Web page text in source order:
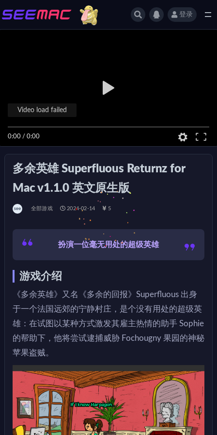
登录
0:00 / 0:00
Video load failed
多余英雄 Superfluous Returnz for
Mac v1.1.0 英文原生版
全部游戏 2024-02-14 5
扮演一位毫无用处的超级英雄
游戏介绍
《多余英雄》又名《多余的回报》Superfluous 出身
于一个法国远郊的宁静村庄，是个没有用处的超级英
雄：在试图以某种方式激发其雇主热情的助手 Sophie
的帮助下，他将尝试逮捕威胁 Fochougny 果园的神秘
苹果盗贼。